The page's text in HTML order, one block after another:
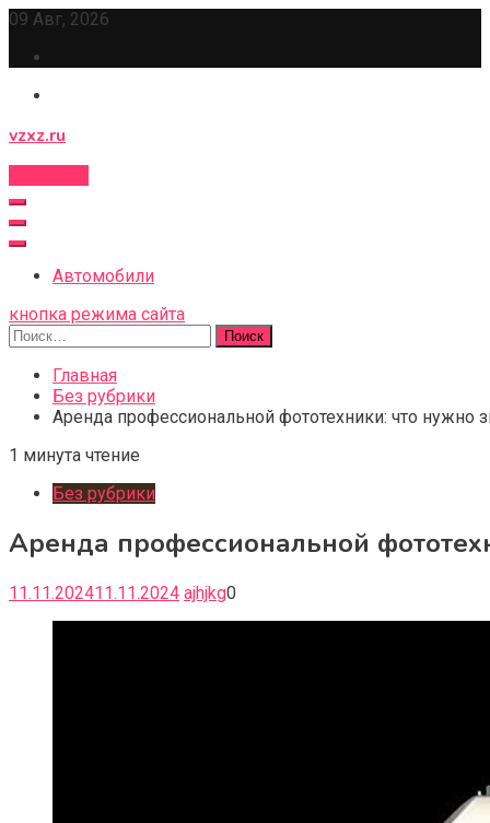
Перейти
содержимому
09 Авг, 2026
vzxz.ru
Автомобили
кнопка режима сайта
Найти:
Главная
Без рубрики
Аренда профессиональной фототехники: что нужно
1 минута чтение
Без рубрики
Аренда профессиональной
11.11.202411.11.2024 ajhjkg0